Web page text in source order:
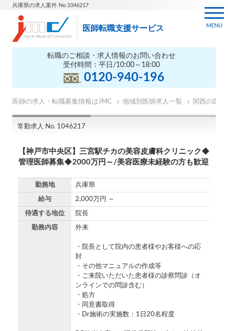
兵庫県の求人案件 No.1046217
医師転職支援サービス
転職のご相談・求人情報のお問い合わせ
受付時間：平日/10:00～18:00
0120-940-196
MENU
医師の求人・転職募集情報はJMC 地域別医師求人一覧 関西の医師
常勤求人 No. 1046217
【神戸市中央区】三宮駅チカの美容皮膚科クリニック◆
管理医師募集◆2000万円～/美容医療未経験の方も歓迎
勤務地 兵庫県
給与 2,000万円 ～
待遇する地位 院長
勤務内容 外来
・院長として院内の患者様やお客様への応
対
・その他マニュアルの作成等
・ご来院いただいた患者様の診察問診（オ
ンラインでの問診含む）
・処方
・同意書取得
・Dr施術の実施数：1日20名程度